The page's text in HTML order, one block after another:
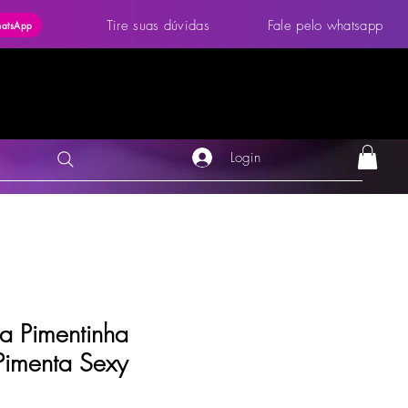
Tire suas dúvidas Fale pelo whatsapp
Login
Pimentinha
Sexy